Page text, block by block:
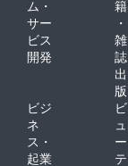
ム・
サー
ビス
開発
籍
・
雑
誌
出
版
ビジ
ネ
ス・
起業
ビ
ュ
ー
テ